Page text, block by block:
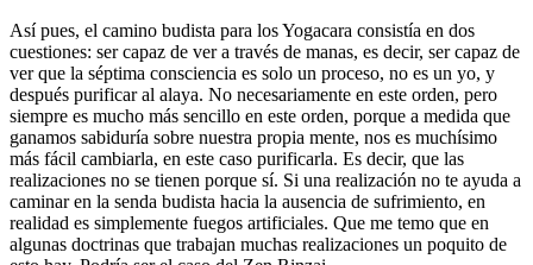
Así pues, el camino budista para los Yogacara consistía en dos
cuestiones: ser capaz de ver a través de manas, es decir, ser capaz de
ver que la séptima consciencia es solo un proceso, no es un yo, y
después purificar al alaya. No necesariamente en este orden, pero
siempre es mucho más sencillo en este orden, porque a medida que
ganamos sabiduría sobre nuestra propia mente, nos es muchísimo
más fácil cambiarla, en este caso purificarla. Es decir, que las
realizaciones no se tienen porque sí. Si una realización no te ayuda a
caminar en la senda budista hacia la ausencia de sufrimiento, en
realidad es simplemente fuegos artificiales. Que me temo que en
algunas doctrinas que trabajan muchas realizaciones un poquito de